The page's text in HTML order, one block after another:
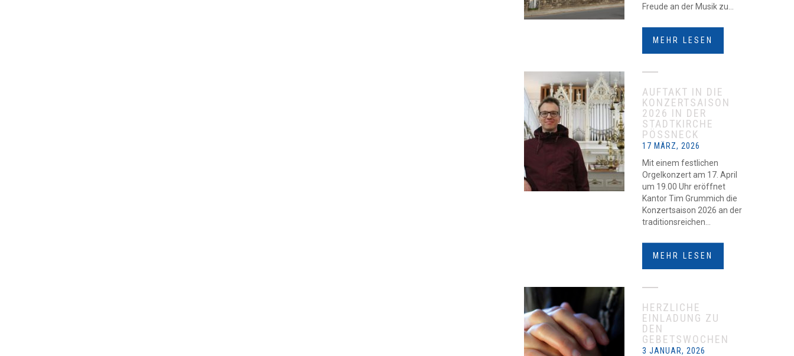
Freude an der Musik zu...
MEHR LESEN
AUFTAKT IN DIE
KONZERTSAISON
2026 IN DER
STADTKIRCHE
PÖSSNECK
17 MÄRZ, 2026
Mit einem festlichen
Orgelkonzert am 17. April
um 19.00 Uhr eröffnet
Kantor Tim Grummich die
Konzertsaison 2026 an der
traditionsreichen...
MEHR LESEN
HERZLICHE
EINLADUNG ZU
DEN
GEBETSWOCHEN
3 JANUAR, 2026